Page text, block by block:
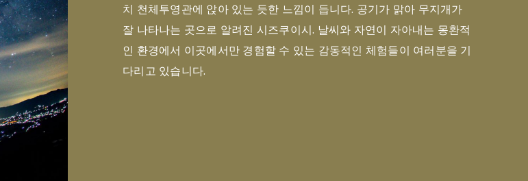
치 천체투영관에 앉아 있는 듯한 느낌이 듭니다. 공기가 맑아 무지개가
잘 나타나는 곳으로 알려진 시즈쿠이시. 날씨와 자연이 자아내는 몽환적
인 환경에서 이곳에서만 경험할 수 있는 감동적인 체험들이 여러분을 기
다리고 있습니다.